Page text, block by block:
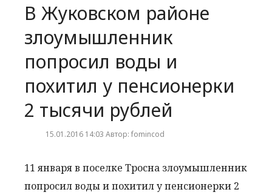
Городские события
В Жуковском районе
злоумышленник
попросил воды и
похитил у пенсионерки
2 тысячи рублей
15.01.2016 14:03 Автор: fomincod
11 января в поселке Тросна злоумышленник
попросил воды и похитил у пенсионерки 2